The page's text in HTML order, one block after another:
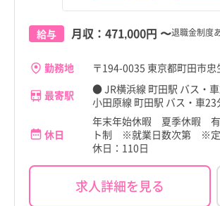
山口県
徳島県
香川県
愛媛県
高知県
佐賀県
清瀬市
羽村市
給与 月収： 471,000円 〜退職金制度
勤務地
〒194-0035 東京都町田市
最寄駅
● JR横浜線 町田駅 バス・
小田原線 町田駅 バス・車23
休日
年末年始休暇 夏季休暇
ト制 ※就業日数次第 ※定
休日：110日
求人詳細を見る
山口県
徳島県
香川県
愛媛県
高知県
佐賀県
清瀬市
羽村市